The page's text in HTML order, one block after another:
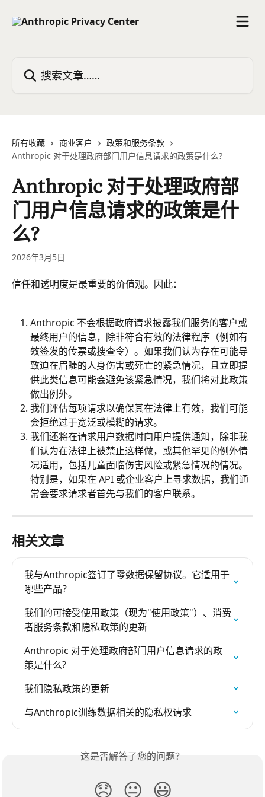
所有收藏 商业客户
政策和服务条款
Anthropic 对于处理政府部门用户信息请求的政策是什么?
Anthropic 对于处理政府部
门用户信息请求的政策是什
么?
2026年3月5日
信任和透明度是最重要的价值观。因此：
Anthropic 不会根据政府请求披露我们服务的客户或
最终用户的信息，除非符合有效的法律程序（例如有
效签发的传票或搜查令）。如果我们认为存在可能导
致迫在眉睫的人身伤害或死亡的紧急情况，且立即提
供此类信息可能会避免该紧急情况，我们将对此政策
做出例外。
我们评估每项请求以确保其在法律上有效，我们可能
会拒绝过于宽泛或模糊的请求。
我们还将在请求用户数据时向用户提供通知，除非我
们认为在法律上被禁止这样做，或其他罕见的例外情
况适用，包括儿童面临伤害风险或紧急情况的情况。
特别是，如果在 API 或企业客户上寻求数据，我们通
常会要求请求者首先与我们的客户联系。
相关文章
我与Anthropic签订了零数据保留协议。它适用于
哪些产品？
我们的可接受使用政策（现为"使用政策"）、消费
者服务条款和隐私政策的更新
Anthropic 对于处理政府部门用户信息请求的政
策是什么?
我们隐私政策的更新
与Anthropic训练数据相关的隐私权请求
这是否解答了您的问题？
😞 😐 😃